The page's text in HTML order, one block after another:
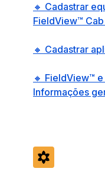
🔸 Cadastrar
FieldView™
🔸 Cadastrar
🔸 FieldView™
Informações
filter_vintage